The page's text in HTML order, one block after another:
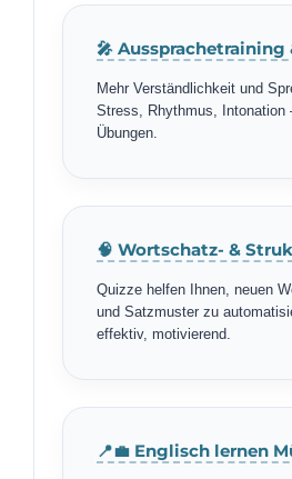
🎤 Aussprachetraining
Mehr Verständlichkeit und
Stress, Rhythmus,
Übungen.
🧠 Wortschatz- &
Quizze helfen Ihnen, neuen
und Satzmuster zu
effektiv, motivierend.
📍💼 Englisch lernen